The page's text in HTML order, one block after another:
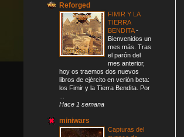
Reforged
FIMIR Y LA
TIERRA
BENDITA-
Bienvenidos un
mes más. Tras
el parón del
mes anterior,
hoy os traemos dos nuevos
libros de ejército en verión beta:
los Fimir y la Tierra Bendita. Por
Hace 1 semana
miniwars
Capturas del